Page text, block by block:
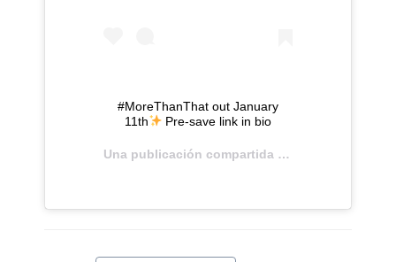
#MoreThanThat out January
11th
Pre-save link in bio
Una publicación compartida de